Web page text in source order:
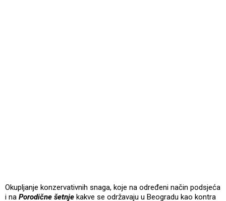
Okupljanje konzervativnih snaga, koje na određeni način podsjeća
i na Porodične šetnje kakve se održavaju u Beogradu kao kontra